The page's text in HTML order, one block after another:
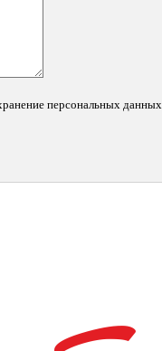
персональных данных